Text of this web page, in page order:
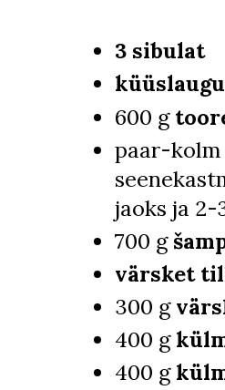
3 sibulat
600 g
paar-
jaoks ja
700 g
värsket
300 g
400 g
400 g